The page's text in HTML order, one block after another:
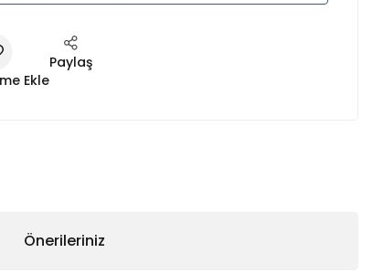
Paylaş
Önerileriniz